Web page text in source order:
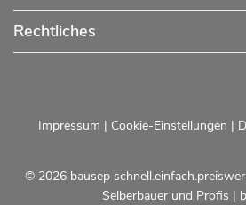
Rechtliches
© 2026 bausep
Selberbauer und Profis |
Impressum | Cookie-Einstellungen |